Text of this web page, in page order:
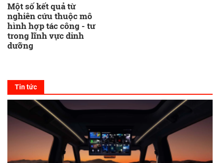
Một số kết quả từ
nghiên cứu thuộc mô
hình hợp tác công - tư
trong lĩnh vực dinh
dưỡng
Tin tức